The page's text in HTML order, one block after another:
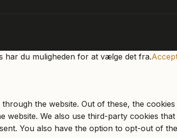
har du muligheden for at vælge det fra.
the website. Out of these, the
We also use third-party cookies
You also have the option to opt-out of